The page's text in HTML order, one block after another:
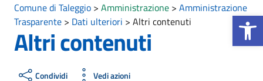
Apri la
Comune di Taleggio > Amministrazione > Amministrazione
Trasparente > Dati ulteriori > Altri contenuti
Altri contenuti
Condividi Vedi azioni